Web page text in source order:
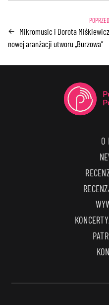
← Mikromusic i Dorota
nowej aranżacji utworu „Burzowa”
O